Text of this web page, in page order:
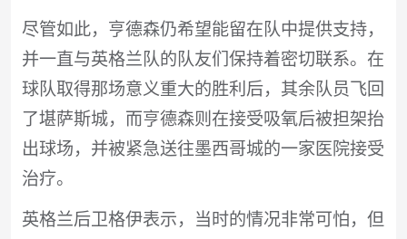
尽管如此，亨德森仍希望能留在队中提供支持，
并一直与英格兰队的队友们保持着密切联系。在
球队取得那场意义重大的胜利后，其余队员飞回
了堪萨斯城，而亨德森则在接受吸氧后被担架抬
出球场，并被紧急送往墨西哥城的一家医院接受
治疗。
英格兰后卫格伊表示，当时的情况非常可怕，但